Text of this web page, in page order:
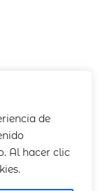
de
Al hacer clic